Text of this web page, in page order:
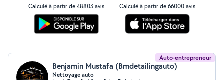
Calculé à partir de 48803 avis Calculé à partir de 66000 avis
Auto-entrepreneur
Benjamin Mustafa (Bmdetailingauto)
Nettoyage auto